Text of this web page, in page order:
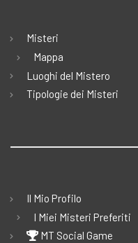
Misteri
Mappa
Luoghi del Mistero
Tipologie dei Misteri
Il Mio Profilo
I Miei Misteri Preferiti
MT Social Game